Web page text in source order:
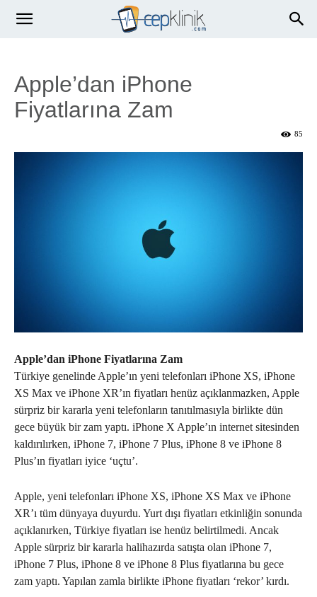
Apple’dan iPhone
Fiyatlarına Zam
85
Apple’dan iPhone Fiyatlarına Zam
Türkiye genelinde Apple’ın yeni telefonları iPhone XS, iPhone
XS Max ve iPhone XR’ın fiyatları henüz açıklanmazken, Apple
sürpriz bir kararla yeni telefonların tanıtılmasıyla birlikte dün
gece büyük bir zam yaptı. iPhone X Apple’ın internet sitesinden
kaldırılırken, iPhone 7, iPhone 7 Plus, iPhone 8 ve iPhone 8
Plus’ın fiyatları iyice ‘uçtu’.
Apple, yeni telefonları iPhone XS, iPhone XS Max ve iPhone
XR’ı tüm dünyaya duyurdu. Yurt dışı fiyatları etkinliğin sonunda
açıklanırken, Türkiye fiyatları ise henüz belirtilmedi. Ancak
Apple sürpriz bir kararla halihazırda satışta olan iPhone 7,
iPhone 7 Plus, iPhone 8 ve iPhone 8 Plus fiyatlarına bu gece
zam yaptı. Yapılan zamla birlikte iPhone fiyatları ‘rekor’ kırdı.